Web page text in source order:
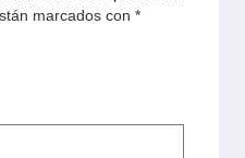
marcados con *